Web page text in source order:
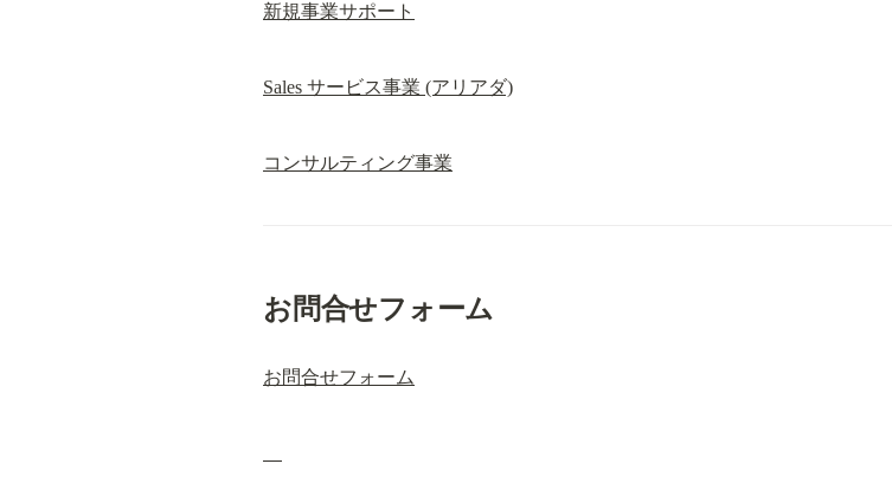
新規事業サポート
Sales サービス事業 (アリアダ)
コンサルティング事業
お問合せフォーム
お問合せフォーム